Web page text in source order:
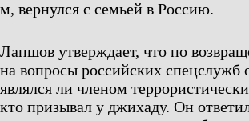
м, вернулся с семьей в Россию.
Лапшов утверждает, что по
на вопросы российских спецслужб
являлся ли членом
кто призывал у джихаду. Он